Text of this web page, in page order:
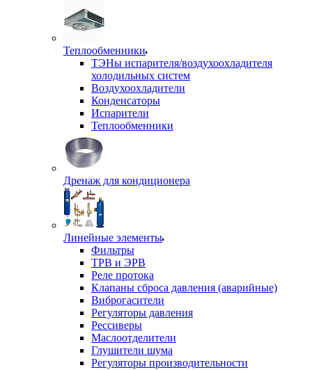
Теплообменники
ТЭНы испарителя/воздухоохладителя
холодильных систем
Воздухоохладители
Конденсаторы
Испарители
Теплообменники
Дренаж для кондиционера
Линейные элементы
Фильтры
ТРВ и ЭРВ
Реле протока
Клапаны сброса давления (аварийные)
Виброгасители
Регуляторы давления
Рессиверы
Маслоотделители
Глушители шума
Регуляторы производительности